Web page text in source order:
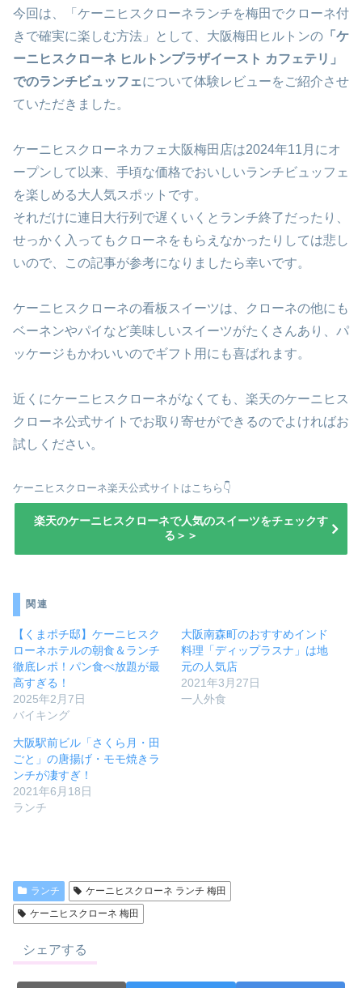
今回は、「ケーニヒスクローネランチを梅田でクローネ付
きで確実に楽しむ方法」として、大阪梅田ヒルトンの 「ケ
ーニヒスクローネ ヒルトンプラザイースト カフェテリ」
でのランチビュッフェについて体験レビューをご紹介させ
ていただきました。
ケーニヒスクローネカフェ大阪梅田店は2024年11月にオ
ープンして以来、手頃な価格でおいしいランチビュッフェ
を楽しめる大人気スポットです。
それだけに連日大行列で遅くいくとランチ終了だったり、
せっかく入ってもクローネをもらえなかったりしては悲し
いので、この記事が参考になりましたら幸いです。
ケーニヒスクローネの看板スイーツは、クローネの他にも
ベーネンやパイなど美味しいスイーツがたくさんあり、パ
ッケージもかわいいのでギフト用にも喜ばれます。
近くにケーニヒスクローネがなくても、楽天のケーニヒス
クローネ公式サイトでお取り寄せができるのでよければお
試しください。
ケーニヒスクローネ楽天公式サイトはこちら👇
楽天のケーニヒスクローネで人気のスイーツをチェックす
る＞＞
関連
【くまポチ邸】ケーニヒスク
ローネホテルの朝食＆ランチ
徹底レポ！パン食べ放題が最
高すぎる！
2025年2月7日
バイキング
大阪南森町のおすすめインド
料理「ディップラスナ」は地
元の人気店
2021年3月27日
一人外食
大阪駅前ビル「さくら月・田
ごと」の唐揚げ・モモ焼きラ
ンチが凄すぎ！
2021年6月18日
ランチ
ランチ
ケーニヒスクローネ ランチ 梅田
ケーニヒスクローネ 梅田
シェアする